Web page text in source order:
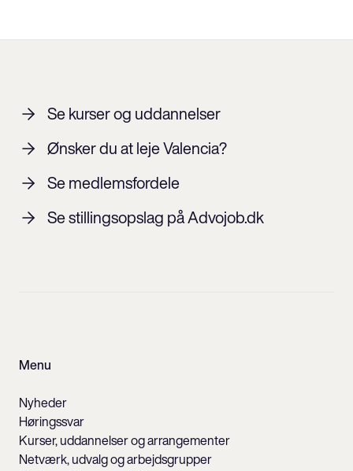
Se kurser og uddannelser
Ønsker du at leje Valencia?
Se medlemsfordele
Se stillingsopslag på Advojob.dk
Menu
Nyheder
Høringssvar
Kurser, uddannelser og arrangementer
Netværk, udvalg og arbejdsgrupper